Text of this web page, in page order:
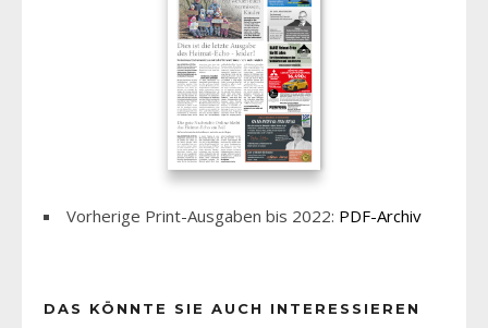
Vorherige Print-Ausgaben bis 2022: PDF-Archiv
DAS KÖNNTE SIE AUCH INTERESSIEREN